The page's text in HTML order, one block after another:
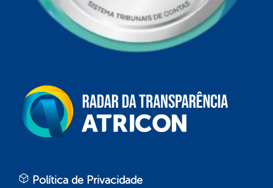
Política de Privacidade